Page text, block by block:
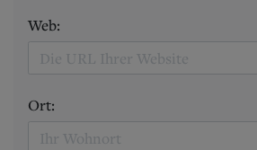
Web:
Ort: